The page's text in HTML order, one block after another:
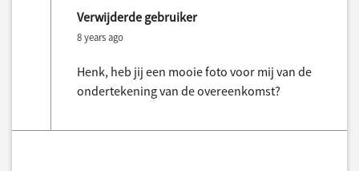
Verwijderde gebruiker
8 years ago
Henk, heb jij een mooie foto voor mij van de
ondertekening van de overeenkomst?